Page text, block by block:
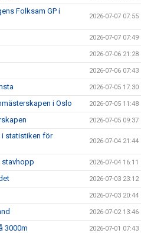
Folksam GP i
2026-07-07 07:55
2026-07-07 07:49
2026-07-06 21:28
2026-07-06 07:43
2026-07-05 17:30
i Oslo 2026-07-05 11:48
2026-07-05 09:37
i statistiken för
2026-07-04 21:44
stavhopp 2026-07-04 16:11
2026-07-03 23:12
2026-07-03 20:44
2026-07-02 13:46
3000m 2026-07-01 07:43